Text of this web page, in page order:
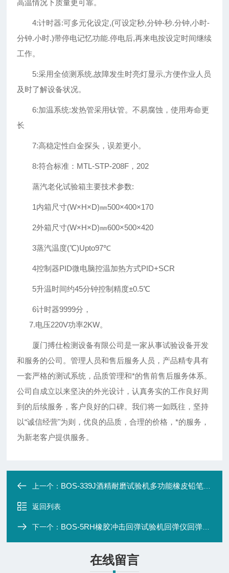
高温情况下质量更可靠。
4:计时器:可多元化设定,(可设定秒,分钟-秒.分钟,小时-
分钟.小时.)带停电记忆功能.停电后,再来电按设定时间继续
工作。
5:采用全侦测系统,故障发生时亮灯显示,方便作业人员
及时了解设备状况。
6:加温系统:发热管采用钛管。不易腐蚀，使用寿命更
长
7:高稳定性白金探头，误差更小。
8:符合标准：MTL-STP-208F，202
蒸汽老化试验箱主要技术参数:
1内箱尺寸(W×H×D)㎜500×400×170
2外箱尺寸(W×H×D)㎜600×500×420
3蒸汽温度(℃)Upto97℃
4控制器PID微电脑控温加热方式PID+SCR
5升温时间约45分钟控制精度±0.5℃
6计时器9999分，
7.电压220V功率2KW。
厦门搏仕检测设备有限公司是一家从事试验设备开发
和服务的公司。管理人员和售后服务人员，产品精专具有
一套严格的测试系统，品质管理和*的售前售后服务体系。
公司自成立以来坚决的外光设计，认真务实的工作良好周
到的后续服务，客户良好的口碑。我们将一如既往，坚持
以“诚信经营"为则，优良的品质，合理的价格，*的服务，
为新老客户提供服务。
上一个： BOS-339J酒精耐磨试验机多功能橡皮铅笔耐摩擦测试仪
返回列表
下一个： BOS-5RH橡胶冲击回弹试验机回弹仪回弹系数测定仪
在线留言